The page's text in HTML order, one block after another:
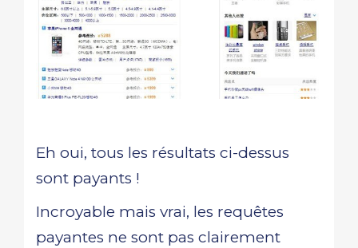
Eh oui, tous les résultats ci-dessus
sont payants !
Incroyable mais vrai, les requêtes
payantes ne sont pas clairement